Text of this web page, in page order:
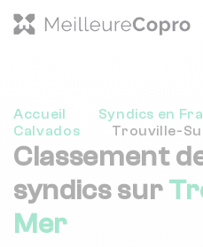
Accueil Syndics en
Calvados
Trouville-
Classement
syndics sur
Mer